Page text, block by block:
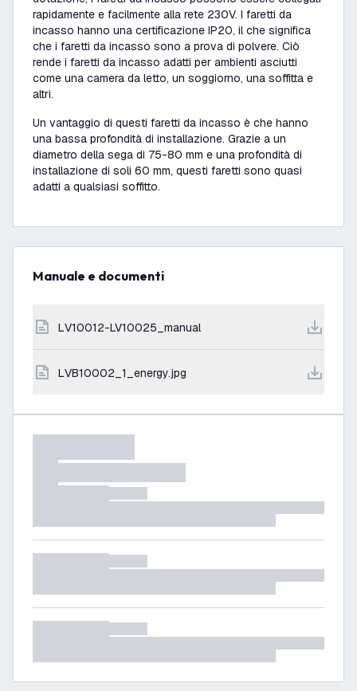
rapidamente e facilmente alla rete 230V. I faretti da
incasso hanno una certificazione IP20, il che significa
che i faretti da incasso sono a prova di polvere. Ciò
rende i faretti da incasso adatti per ambienti asciutti
come una camera da letto, un soggiorno, una soffitta e
altri.
Un vantaggio di questi faretti da incasso è che hanno
una bassa profondità di installazione. Grazie a un
diametro della sega di 75-80 mm e una profondità di
installazione di soli 60 mm, questi faretti sono quasi
adatti a qualsiasi soffitto.
Manuale e documenti
LV10012-LV10025_manual
LVB10002_1_energy.jpg